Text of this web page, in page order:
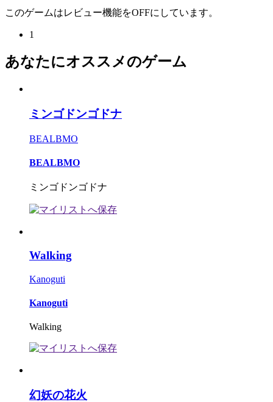
このゲームはレビュー機能をOFFにしています。
1
あなたにオススメのゲーム
ミンゴドンゴドナ
BEALBMO
BEALBMO
ミンゴドンゴドナ
Walking
Kanoguti
Kanoguti
Walking
幻妖の花火